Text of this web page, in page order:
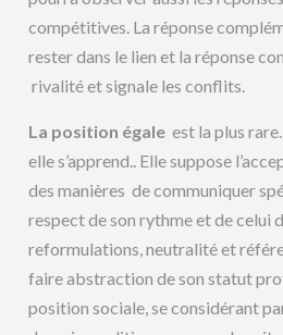
compétitives. La réponse
rester dans le lien et la réponse
rivalité et signale les conflits.
La position égaleest la plus
elle s’apprend.. Elle suppose
des manières de communiquer
respect de son rythme et de celui
reformulations, neutralité et
faire abstraction de son statut
position sociale, se considérant